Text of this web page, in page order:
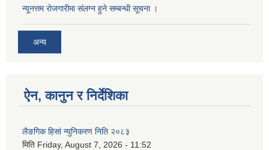
न्यूनत्तम रोजगारीमा संलग्न हुने सम्बन्धी सूचना ।
अन्य
ऐन, कानुन र निर्देशिका
लैङगिक हिसां न्युनिकरण निति २०८३
मिति Friday, August 7, 2026 - 11:52